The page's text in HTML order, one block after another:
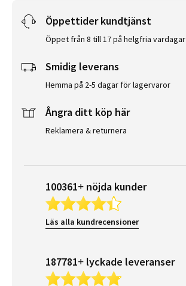
Öppettider kundtjänst
Öppet från 8 till 17 på helgfria vardagar
Smidig leverans
Hemma på 2-5 dagar för lagervaror
Ångra ditt köp här
Reklamera & returnera
100361+ nöjda kunder
Läs alla kundrecensioner
187781+ lyckade leveranser